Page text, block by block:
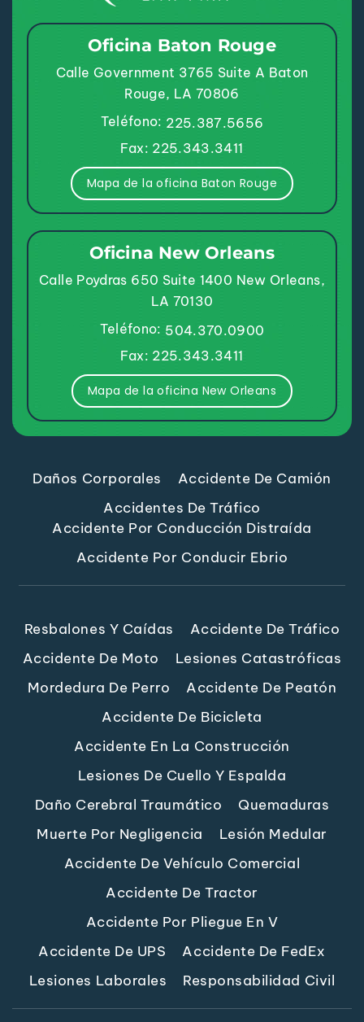
Oficina Baton Rouge
Calle Government 3765 Suite A Baton
Rouge, LA 70806
Teléfono: 225.387.5656
Fax: 225.343.3411
Mapa de la oficina Baton Rouge
Oficina New Orleans
Calle Poydras 650 Suite 1400 New Orleans,
LA 70130
Teléfono: 504.370.0900
Fax: 225.343.3411
Mapa de la oficina New Orleans
Daños Corporales
Accidente De Camión
Accidentes De Tráfico
Accidente Por Conducción Distraída
Accidente Por Conducir Ebrio
Resbalones Y Caídas
Accidente De Tráfico
Accidente De Moto
Lesiones Catastróficas
Mordedura De Perro
Accidente De Peatón
Accidente De Bicicleta
Accidente En La Construcción
Lesiones De Cuello Y Espalda
Daño Cerebral Traumático
Quemaduras
Muerte Por Negligencia
Lesión Medular
Accidente De Vehículo Comercial
Accidente De Tractor
Accidente Por Pliegue En V
Accidente De UPS
Accidente De FedEx
Lesiones Laborales
Responsabilidad Civil